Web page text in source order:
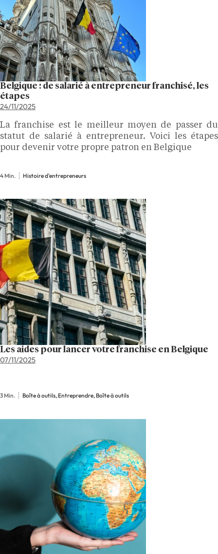
Belgique : de salarié à entrepreneur franchisé, les
étapes
24/11/2025
La franchise est le meilleur moyen de passer du
statut de salarié à entrepreneur. Voici les étapes
pour devenir votre propre patron en Belgique
4 Min. Histoire d'entrepreneurs
Les aides pour lancer votre franchise en Belgique
07/11/2025
3 Min. Boîte à outils, Entreprendre, Boîte à outils